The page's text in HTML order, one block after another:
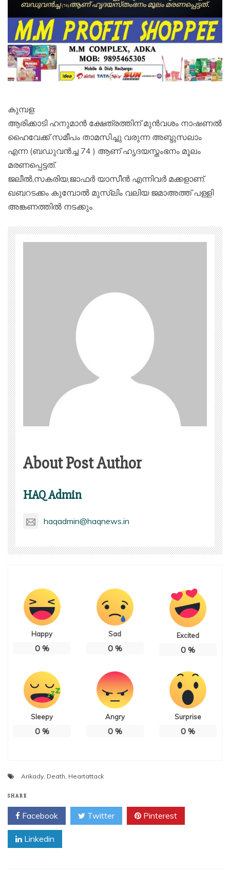
കുമ്പള:
ആരിക്കാടി ഹനുമാൻ ക്ഷേത്രത്തിന് മുൻവശം നാഷണൽ
ഹൈവേക്ക് സമീപം താമസിച്ചു വരുന്ന അബ്ദുസലാം
എന്ന (ബഡുവൻച്ച 74 ) ആണ് ഹൃദയസ്തംഭനം മൂലം
മരണപ്പെട്ടത്.
ജലീൽ,സകരിയ,ജാഫർ യാസീൻ എന്നിവർ മക്കളാണ്.
ഖബറടക്കം കുമ്പോൽ മുസ്ലിം വലിയ ജമാഅത്ത് പള്ളി
അങ്കണത്തിൽ നടക്കും.
About Post Author
HAQ Admin
haqadmin@haqnews.in
Happy
0%
Sad
0%
Excited
0%
Sleepy
0%
Angry
0%
Surprise
0%
Arikady Death Heartattack
SHARE
Facebook Twitter Pinterest
Linkedin